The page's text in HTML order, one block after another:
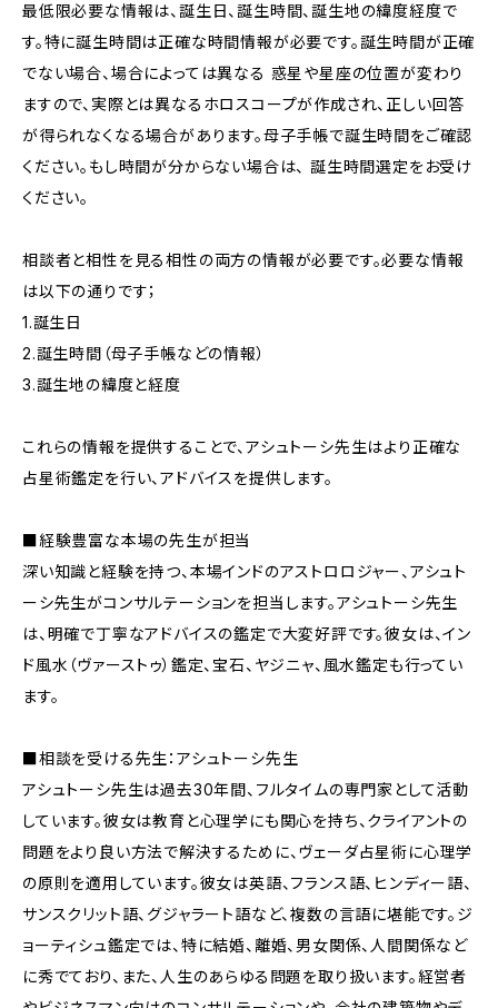
最低限必要な情報は、誕生日、誕生時間、誕生地の緯度経度で
す。特に誕生時間は正確な時間情報が必要です。誕生時間が正確
でない場合、場合によっては異なる 惑星や星座の位置が変わり
ますので、実際とは異なるホロスコープが作成され、正しい回答
が得られなくなる場合があります。母子手帳で誕生時間をご確認
ください。もし時間が分からない場合は、 誕生時間選定をお受け
ください。
相談者と相性を見る相性の両方の情報が必要です。必要な情報
は以下の通りです；
1.誕生日
2.誕生時間（母子手帳などの情報）
3.誕生地の緯度と経度
これらの情報を提供することで、アシュトーシ先生はより正確な
占星術鑑定を行い、アドバイスを提供します。
■経験豊富な本場の先生が担当
深い知識と経験を持つ、本場インドのアストロロジャー、アシュト
ーシ先生がコンサルテーションを担当します。アシュトーシ先生
は、明確で丁寧なアドバイスの鑑定で大変好評です。彼女は、イン
ド風水（ヴァーストゥ）鑑定、宝石、ヤジニャ、風水鑑定も行ってい
ます。
■相談を受ける先生：アシュトーシ先生
アシュトーシ先生は過去30年間、フルタイムの専門家として活動
しています。彼女は教育と心理学にも関心を持ち、クライアントの
問題をより良い方法で解決するために、ヴェーダ占星術に心理学
の原則を適用しています。彼女は英語、フランス語、ヒンディー語、
サンスクリット語、グジャラート語など、複数の言語に堪能です。ジ
ョーティシュ鑑定では、特に結婚、離婚、男女関係、人間関係など
に秀でており、また、人生のあらゆる問題を取り扱います。経営者